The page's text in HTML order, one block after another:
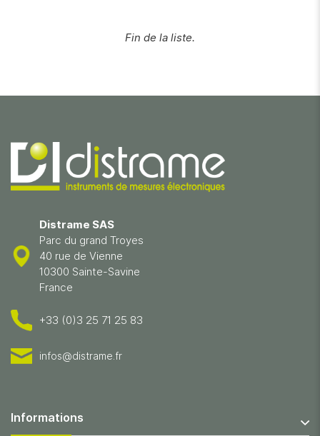
Fin de la liste.
Distrame SAS
Parc du grand Troyes
40 rue de Vienne
10300 Sainte-Savine
France
+33 (0)3 25 71 25 83
infos@distrame.fr
Informations